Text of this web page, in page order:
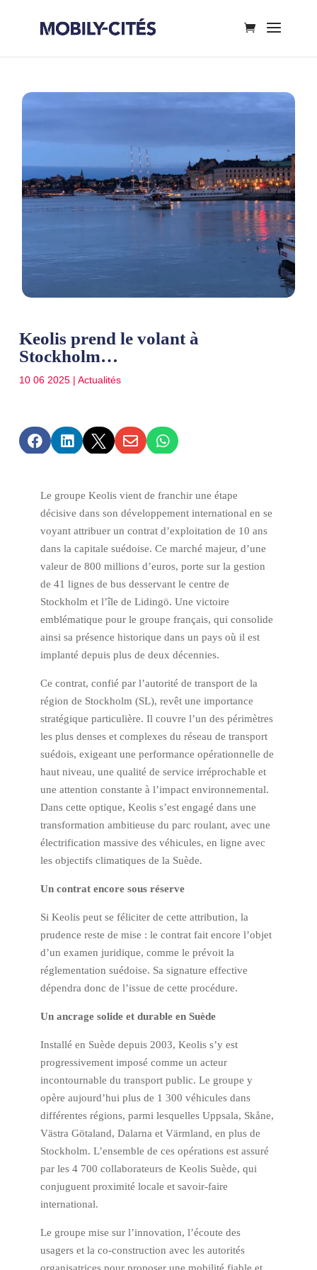
Keolis prend le volant à
Stockholm…
10 06 2025| Actualités
    
Le groupe Keolis vient de franchir une étape
décisive dans son développement international en se
voyant attribuer un contrat d’exploitation de 10 ans
dans la capitale suédoise. Ce marché majeur, d’une
valeur de 800 millions d’euros, porte sur la gestion
de 41 lignes de bus desservant le centre de
Stockholm et l’île de Lidingö. Une victoire
emblématique pour le groupe français, qui consolide
ainsi sa présence historique dans un pays où il est
implanté depuis plus de deux décennies.
Ce contrat, confié par l’autorité de transport de la
région de Stockholm (SL), revêt une importance
stratégique particulière. Il couvre l’un des périmètres
les plus denses et complexes du réseau de transport
suédois, exigeant une performance opérationnelle de
haut niveau, une qualité de service irréprochable et
une attention constante à l’impact environnemental.
Dans cette optique, Keolis s’est engagé dans une
transformation ambitieuse du parc roulant, avec une
électrification massive des véhicules, en ligne avec
les objectifs climatiques de la Suède.
Un contrat encore sous réserve
Si Keolis peut se féliciter de cette attribution, la
prudence reste de mise : le contrat fait encore l’objet
d’un examen juridique, comme le prévoit la
réglementation suédoise. Sa signature effective
dépendra donc de l’issue de cette procédure.
Un ancrage solide et durable en Suède
Installé en Suède depuis 2003, Keolis s’y est
progressivement imposé comme un acteur
incontournable du transport public. Le groupe y
opère aujourd’hui plus de 1 300 véhicules dans
différentes régions, parmi lesquelles Uppsala, Skåne,
Västra Götaland, Dalarna et Värmland, en plus de
Stockholm. L’ensemble de ces opérations est assuré
par les 4 700 collaborateurs de Keolis Suède, qui
conjuguent proximité locale et savoir-faire
international.
Le groupe mise sur l’innovation, l’écoute des
usagers et la co-construction avec les autorités
organisatrices pour proposer une mobilité fiable et